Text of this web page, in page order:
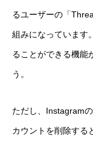
るユーザーの「
組みになっています
ることができる機能
う。
ただし、Instagram
カウントを削除する